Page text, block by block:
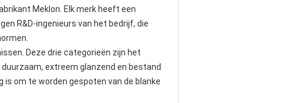
Meklon. Elk merk heeft een
R&D-ingenieurs van het bedrijf, die
Deze drie categorieën zijn het
extreem glanzend en bestand
is om te worden gespoten van de blanke